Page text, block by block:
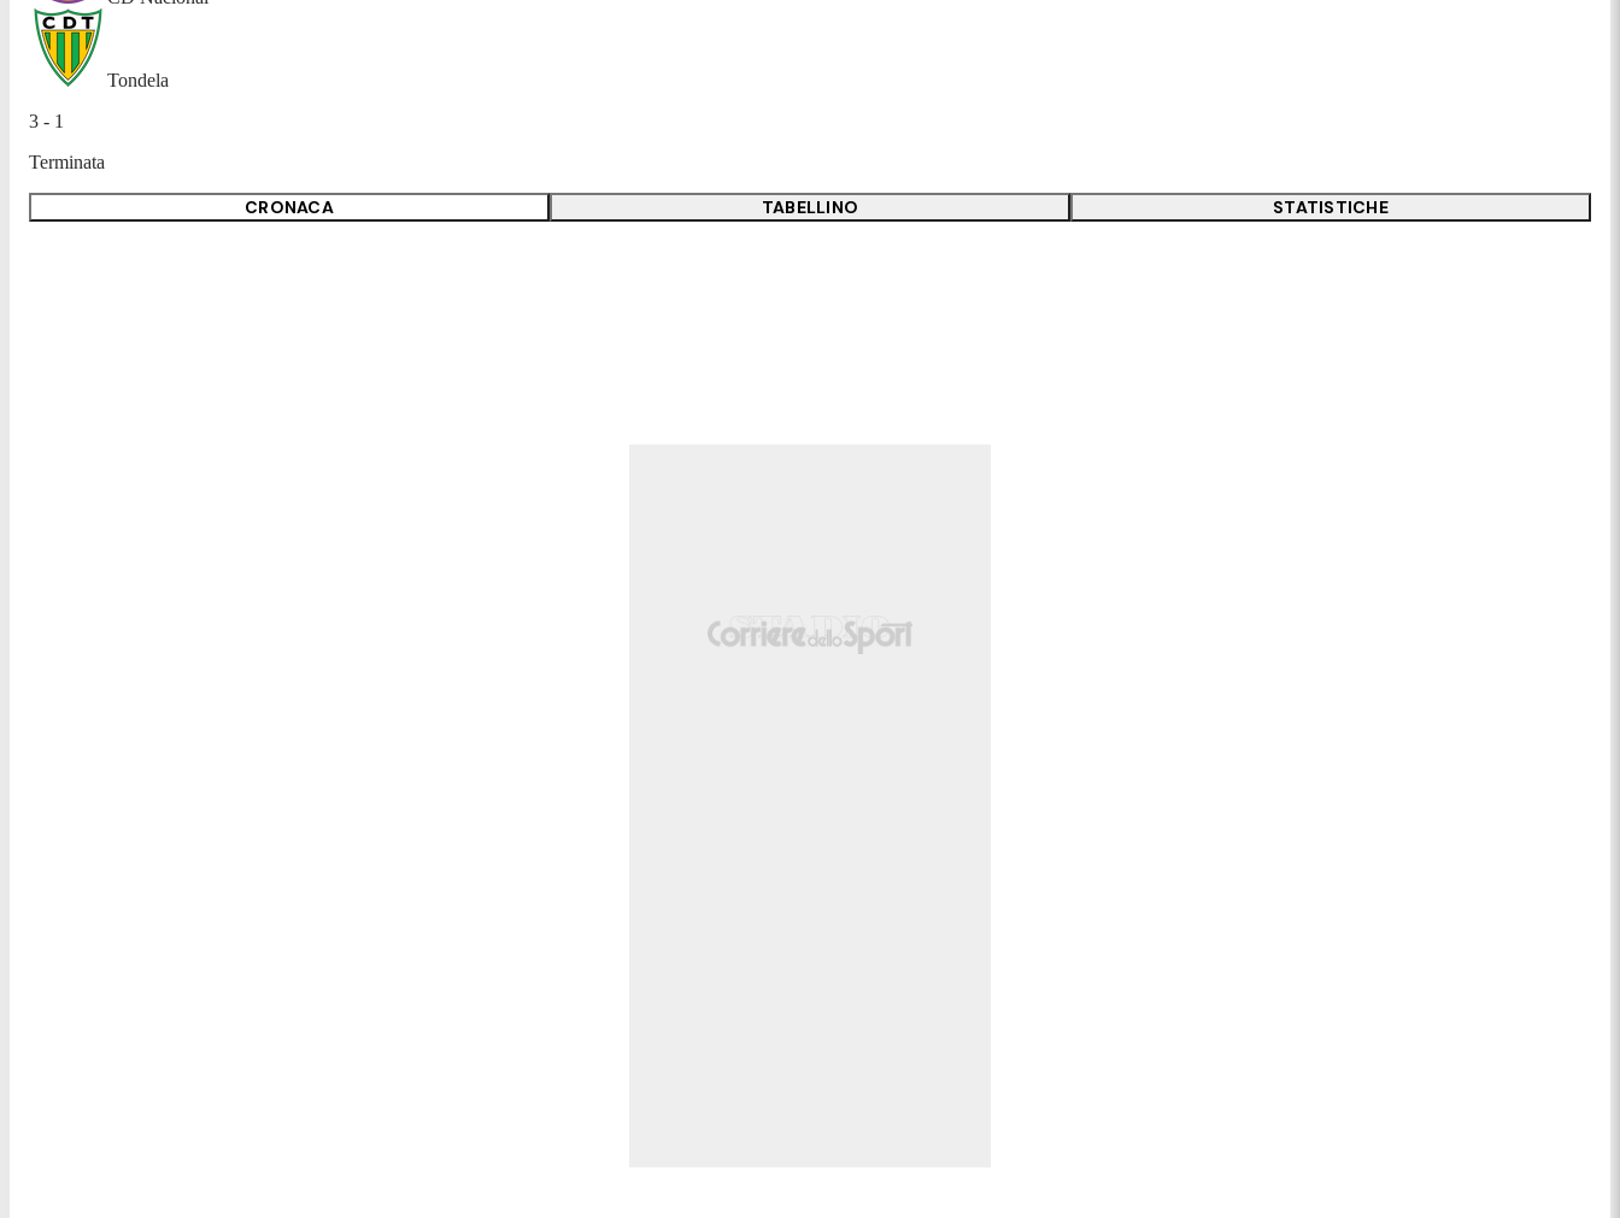
Tondela
3 - 1
Terminata
CRONACA TABELLINO STATISTICHE